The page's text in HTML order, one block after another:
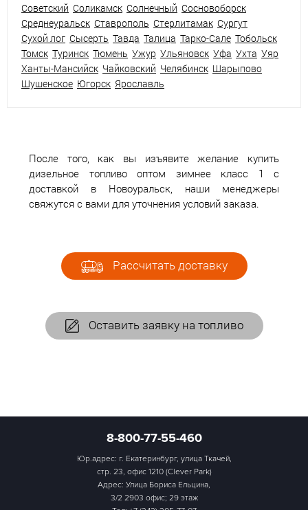
Советский Соликамск Солнечный Сосновоборск
Среднеуральск Ставрополь Стерлитамак Сургут
Сухой лог Сысерть Тавда Талица Тарко-Сале Тобольск
Томск Туринск Тюмень Ужур Ульяновск Уфа Ухта Уяр
Ханты-Мансийск Чайковский Челябинск Шарыпово
Шушенское Югорск Ярославль
После того, как вы изъявите желание купить
дизельное топливо оптом зимнее класс 1 с
доставкой в Новоуральск, наши менеджеры
свяжутся с вами для уточнения условий заказа.
Рассчитать доставку
Оставить заявку на топливо
8-800-77-55-460
Юр.адрес: г. Екатеринбург, улица Ткачей,
стр. 23, офис 1210 (Clever Park)
Адрес: Улица Бориса Ельцина,
3/2 2903 офис; 29 этаж